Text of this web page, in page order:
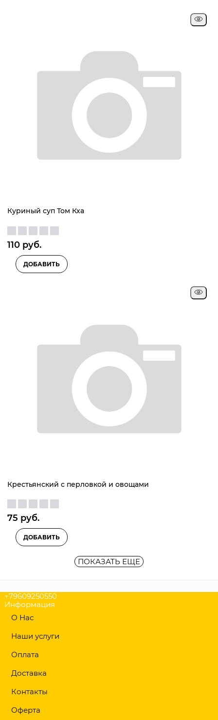
Куриный суп Том Кха
110 руб.
ДОБАВИТЬ
Крестьянский с перловкой и овощами
75 руб.
ДОБАВИТЬ
ПОКАЗАТЬ ЕЩЕ
+79609250550
Информация
О Нас
Наши услуги
Оплата
Доставка
Контакты
Оферта